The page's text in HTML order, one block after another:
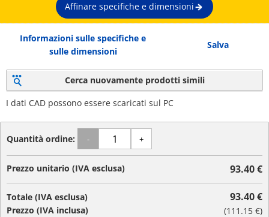
Affinare specifiche e dimensioni
Informazioni sulle specifiche e
sulle dimensioni
Salva
Cerca nuovamente prodotti simili
I dati CAD possono essere scaricati sul PC
Quantità ordine: - +
Prezzo unitario (IVA esclusa) 93.40 €
Totale (IVA esclusa)
Prezzo (IVA inclusa)
93.40 €
(111.15 €)